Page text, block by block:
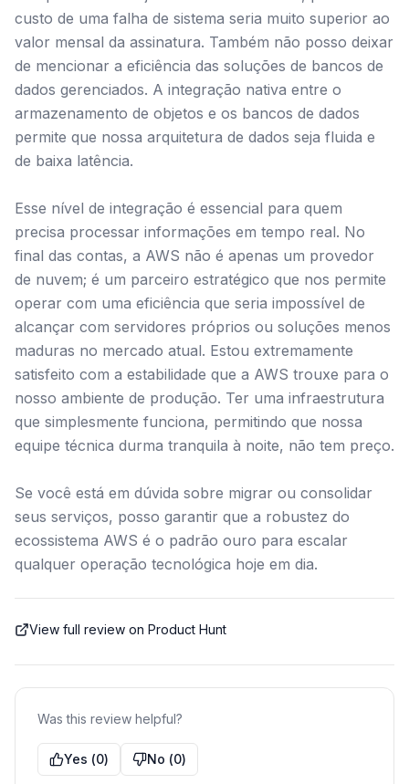
custo de uma falha de sistema seria muito superior ao
valor mensal da assinatura. Também não posso deixar
de mencionar a eficiência das soluções de bancos de
dados gerenciados. A integração nativa entre o
armazenamento de objetos e os bancos de dados
permite que nossa arquitetura de dados seja fluida e
de baixa latência.
Esse nível de integração é essencial para quem
precisa processar informações em tempo real. No
final das contas, a AWS não é apenas um provedor
de nuvem; é um parceiro estratégico que nos permite
operar com uma eficiência que seria impossível de
alcançar com servidores próprios ou soluções menos
maduras no mercado atual. Estou extremamente
satisfeito com a estabilidade que a AWS trouxe para o
nosso ambiente de produção. Ter uma infraestrutura
que simplesmente funciona, permitindo que nossa
equipe técnica durma tranquila à noite, não tem preço.
Se você está em dúvida sobre migrar ou consolidar
seus serviços, posso garantir que a robustez do
ecossistema AWS é o padrão ouro para escalar
qualquer operação tecnológica hoje em dia.
View full review on Product Hunt
Was this review helpful?
Yes (0) No (0)